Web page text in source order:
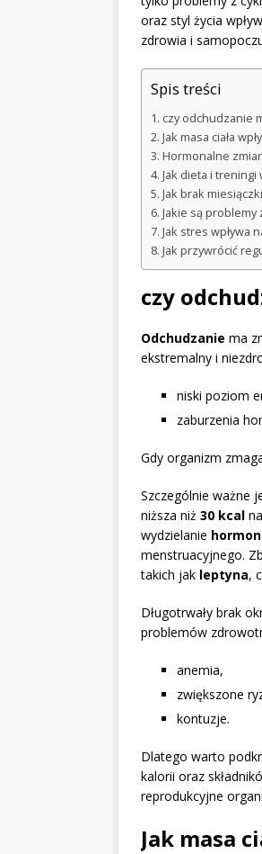
oraz styl życia
zdrowia i
Spis treści
czy odchudzanie
Jak masa ciała
Hormonalne
Jak dieta i treningi
Jak brak
Jakie są
Jak stres wpływa
Jak przywrócić
czy
Odchudzanie ma
ekstremalny i
niski poziom
zaburzenia
Gdy organizm
Szczególnie ważne
niższa niż 30 kcal
wydzielanie
menstruacyjnego.
takich jak leptyna,
Długotrwały brak
problemów
anemia,
zwiększone
kontuzje.
Dlatego warto
kalorii oraz
reprodukcyjne
Jak masa